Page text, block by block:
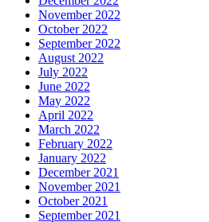
November 2022
October 2022
September 2022
August 2022
July 2022
June 2022
May 2022
April 2022
March 2022
February 2022
January 2022
December 2021
November 2021
October 2021
September 2021